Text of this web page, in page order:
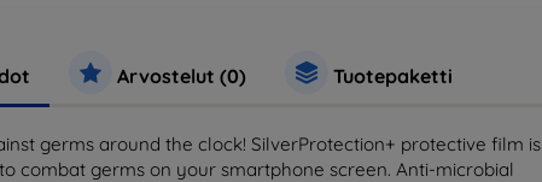
Arvostelut (0) Tuotepaketti
germs around the clock! SilverProtection+ protective film is
combat germs on your smartphone screen. Anti-microbial